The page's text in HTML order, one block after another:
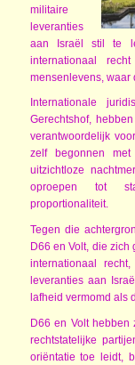
militaire
leveranties
aan Israël stil te
internationaal
mensenlevens, waar
Internationale
Gerechtshof,
verantwoordelijk
zelf begonnen
uitzichtloze
oproepen tot
proportionaliteit.
Tegen die
D66 en Volt, die
internationaal
leveranties aan
lafheid vermomd als
D66 en Volt hebben
rechtstatelijke
oriëntatie toe leidt,